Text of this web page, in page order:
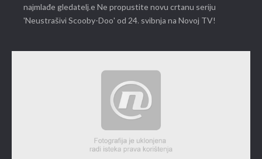
najmlađe gledatelj.e Ne propustite novu crtanu seriju
'Neustrašivi Scooby-Doo' od 24. svibnja na Novoj TV!